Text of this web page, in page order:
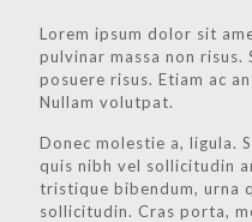
Lorem ipsum dolor sit
pulvinar massa non risus.
posuere risus. Etiam ac
Nullam volutpat.
Donec molestie a, ligula.
quis nibh vel sollicitudin
tristique bibendum, urna
sollicitudin. Cras porta,